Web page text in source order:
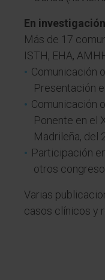
En investigación
Más de 17
ISTH, EHA,
Comunicación
Presentación
Comunicación
Ponente en el
Madrileña, del
Participación
otros
Varias
casos clínicos y